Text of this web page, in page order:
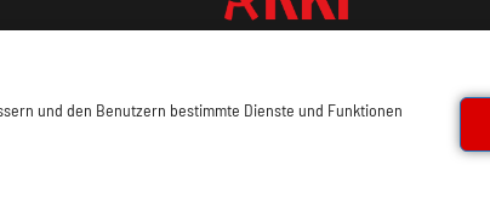
und den Benutzern bestimmte Dienste und Funktionen
Datenschutz